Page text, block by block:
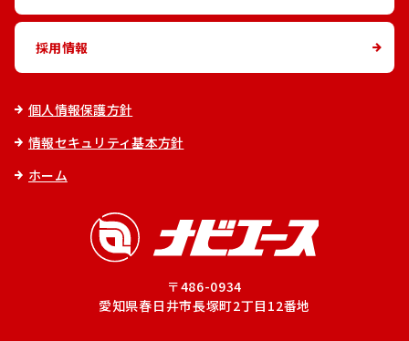
〒486-0934
愛知県春日井市長塚町2丁目12番地
個人情報保護方針
情報セキュリティ基本方針
ホーム
採用情報